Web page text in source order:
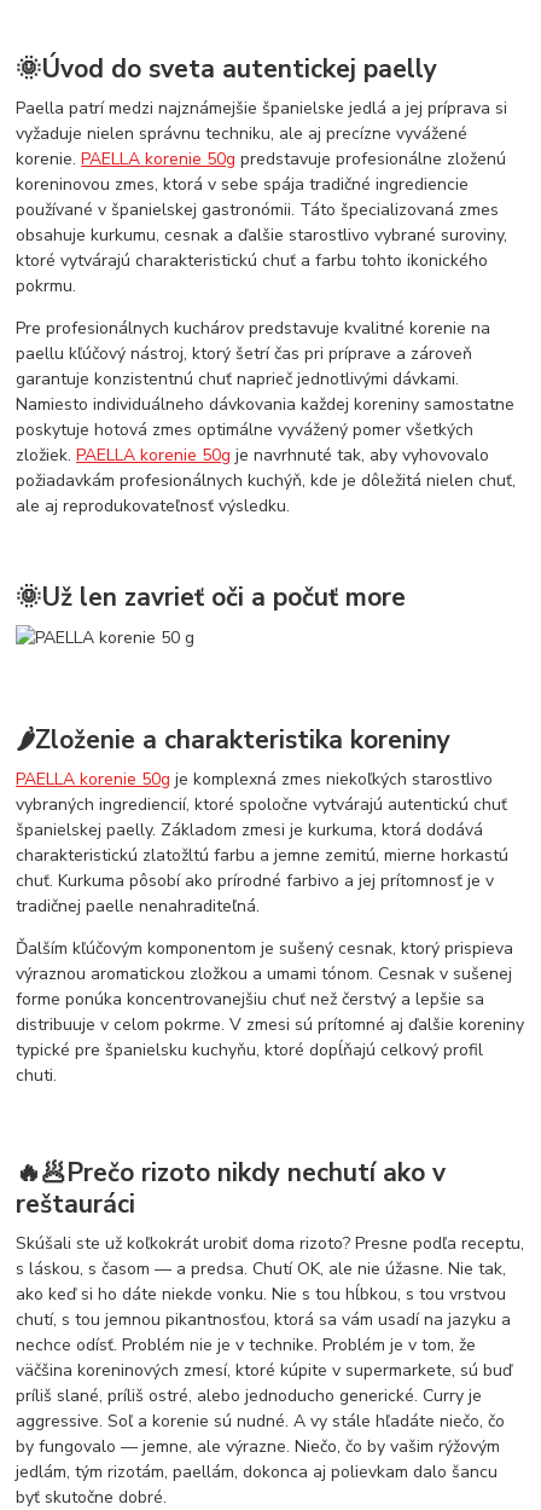
🌞Úvod do sveta autentickej paelly
Paella patrí medzi najznámejšie španielske jedlá a jej príprava si
vyžaduje nielen správnu techniku, ale aj precízne vyvážené
korenie.PAELLA korenie 50g predstavuje profesionálne zloženú
koreninovou zmes, ktorá v sebe spája tradičné ingrediencie
používané v španielskej gastronómii. Táto špecializovaná zmes
obsahuje kurkumu, cesnak a ďalšie starostlivo vybrané suroviny,
ktoré vytvárajú charakteristickú chuť a farbu tohto ikonického
pokrmu.
Pre profesionálnych kuchárov predstavuje kvalitné korenie na
paellu kľúčový nástroj, ktorý šetrí čas pri príprave a zároveň
garantuje konzistentnú chuť naprieč jednotlivými dávkami.
Namiesto individuálneho dávkovania každej koreniny samostatne
poskytuje hotová zmes optimálne vyvážený pomer všetkých
zložiek.PAELLA korenie 50g je navrhnuté tak, aby vyhovovalo
požiadavkám profesionálnych kuchýň, kde je dôležitá nielen chuť,
ale aj reprodukovateľnosť výsledku.
🌞Už len zavrieť oči a počuť more
🌶️Zloženie a charakteristika koreniny
PAELLA korenie 50g je komplexná zmes niekoľkých starostlivo
vybraných ingrediencií, ktoré spoločne vytvárajú autentickú chuť
španielskej paelly. Základom zmesi je kurkuma, ktorá dodává
charakteristickú zlatožltú farbu a jemne zemitú, mierne horkastú
chuť. Kurkuma pôsobí ako prírodné farbivo a jej prítomnosť je v
tradičnej paelle nenahraditeľná.
Ďalším kľúčovým komponentom je sušený cesnak, ktorý prispieva
výraznou aromatickou zložkou a umami tónom. Cesnak v sušenej
forme ponúka koncentrovanejšiu chuť než čerstvý a lepšie sa
distribuuje v celom pokrme. V zmesi sú prítomné aj ďalšie koreniny
typické pre španielsku kuchyňu, ktoré dopĺňajú celkový profil
chuti.
🔥🥟Prečo rizoto nikdy nechutí ako v
reštauráci
Skúšali ste už koľkokrát urobiť doma rizoto? Presne podľa receptu,
s láskou, s časom — a predsa. Chutí OK, ale nie úžasne. Nie tak,
ako keď si ho dáte niekde vonku. Nie s tou hĺbkou, s tou vrstvou
chutí, s tou jemnou pikantnosťou, ktorá sa vám usadí na jazyku a
nechce odísť. Problém nie je v technike. Problém je v tom, že
väčšina koreninových zmesí, ktoré kúpite v supermarkete, sú buď
príliš slané, príliš ostré, alebo jednoducho generické. Curry je
aggressive. Soľ a korenie sú nudné. A vy stále hľadáte niečo, čo
by fungovalo — jemne, ale výrazne. Niečo, čo by vašim rýžovým
jedlám, tým rizotám, paellám, dokonca aj polievkam dalo šancu
byť skutočne dobré.